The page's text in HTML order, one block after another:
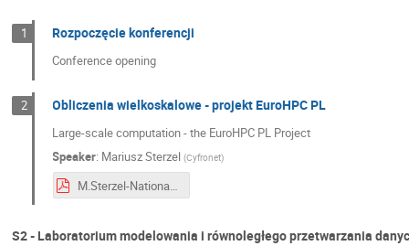
1 Rozpoczęcie konferencji
Conference opening
2 Obliczenia wielkoskalowe - projekt EuroHPC PL
Large-scale computation - the EuroHPC PL Project
Speaker: Mariusz Sterzel (Cyfronet)
M.Sterzel-National Supercomputing Infrastructure for EuroHPC–EuroHPC PL.pdf
S2 - Laboratorium modelowania i równoległego przetwarzania